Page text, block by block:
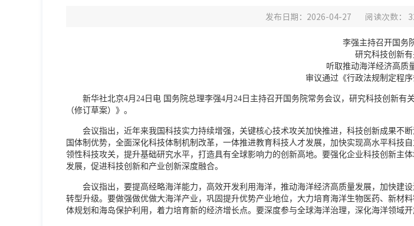
发布日期：2026-04-27 阅读次数：
李强主持召开国务
研究科技创新
听取推动海洋经济高质
审议通过《行政法规制定程序
新华社北京4月24日电 国务院总理李强4月24日主持召开国务院常务会议，研究科技创新
（修订草案）》。
会议指出，近年来我国科技实力持续增强，关键核心技术攻关加快推进，科技创新成果不
国体制优势，全面深化科技体制机制改革，一体推进教育科技人才发展，加快实现高水平科技
领性科技攻关，提升基础研究水平，打造具有全球影响力的创新高地。要强化企业科技创新主
发展，促进科技创新和产业创新深度融合。
会议指出，要提高经略海洋能力，高效开发利用海洋，推动海洋经济高质量发展，加快建
转型升级。要做强做优做大海洋产业，巩固提升优势产业地位，大力培育海洋生物医药、新材
体规划和海岛保护利用，着力培育新的经济增长点。要深度参与全球海洋治理，深化海洋领域